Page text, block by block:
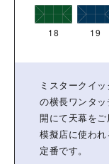
18 19
ミスタークイ
の横長ワンタ
開にて天幕を
模擬店に使わ
定番です。